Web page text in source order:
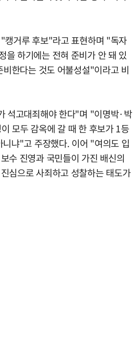
캥거루 후보"라고 표현하며 "독자
을 하기에는 전혀 준비가 안 돼 있
한다는 것도 어불성설"이라고 비
석고대죄해야 한다"며 "이명박·박
모두 감옥에 갈 때 한 후보가 1등
니냐"고 주장했다. 이어 "여의도 입
수 진영과 국민들이 가진 배신의
심으로 사죄하고 성찰하는 태도가